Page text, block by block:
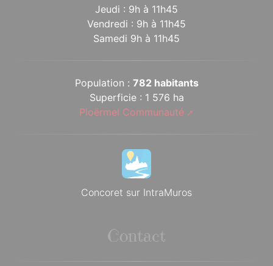
Jeudi : 9h à 11h45
Vendredi : 9h à 11h45
Samedi 9h à 11h45
Population : 782 habitants
Superficie : 1 576 ha
Ploërmel Communauté
Concoret sur IntraMuros
Contact